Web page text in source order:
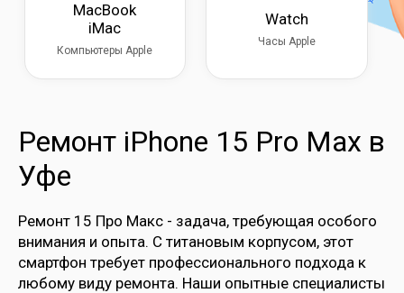
MacBook
iMac
Компьютеры Apple
Watch
Часы Apple
Ремонт iPhone 15 Pro Max в
Уфе
Ремонт 15 Про Макс - задача, требующая особого
внимания и опыта. С титановым корпусом, этот
смартфон требует профессионального подхода к
любому виду ремонта. Наши опытные специалисты